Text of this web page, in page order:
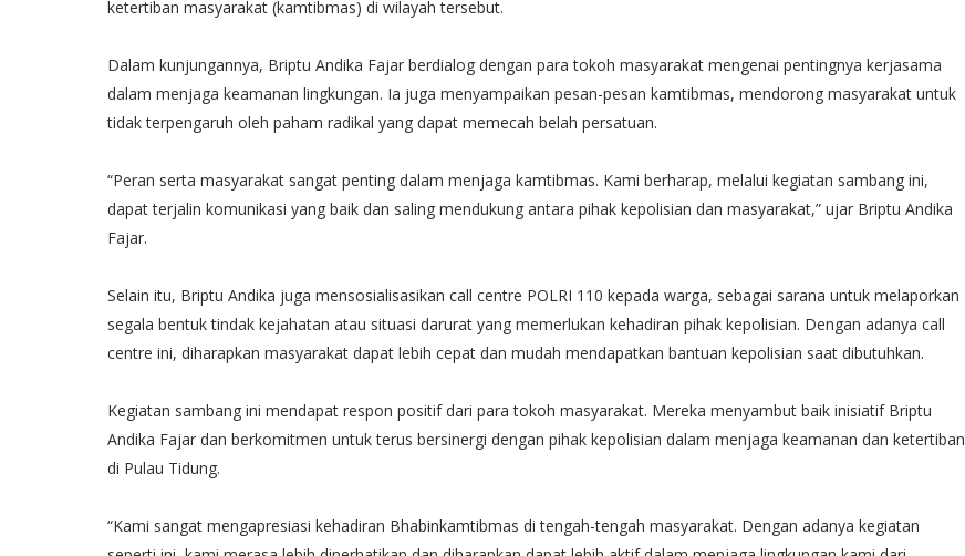
ketertiban masyarakat (kamtibmas) di wilayah tersebut.
Dalam kunjungannya, Briptu Andika Fajar berdialog dengan para tokoh masyarakat mengenai pentingnya kerjasama
dalam menjaga keamanan lingkungan. Ia juga menyampaikan pesan-pesan kamtibmas, mendorong masyarakat untuk
tidak terpengaruh oleh paham radikal yang dapat memecah belah persatuan.
“Peran serta masyarakat sangat penting dalam menjaga kamtibmas. Kami berharap, melalui kegiatan sambang ini,
dapat terjalin komunikasi yang baik dan saling mendukung antara pihak kepolisian dan masyarakat,” ujar Briptu Andika
Fajar.
Selain itu, Briptu Andika juga mensosialisasikan call centre POLRI 110 kepada warga, sebagai sarana untuk melaporkan
segala bentuk tindak kejahatan atau situasi darurat yang memerlukan kehadiran pihak kepolisian. Dengan adanya call
centre ini, diharapkan masyarakat dapat lebih cepat dan mudah mendapatkan bantuan kepolisian saat dibutuhkan.
Kegiatan sambang ini mendapat respon positif dari para tokoh masyarakat. Mereka menyambut baik inisiatif Briptu
Andika Fajar dan berkomitmen untuk terus bersinergi dengan pihak kepolisian dalam menjaga keamanan dan ketertiban
di Pulau Tidung.
“Kami sangat mengapresiasi kehadiran Bhabinkamtibmas di tengah-tengah masyarakat. Dengan adanya kegiatan